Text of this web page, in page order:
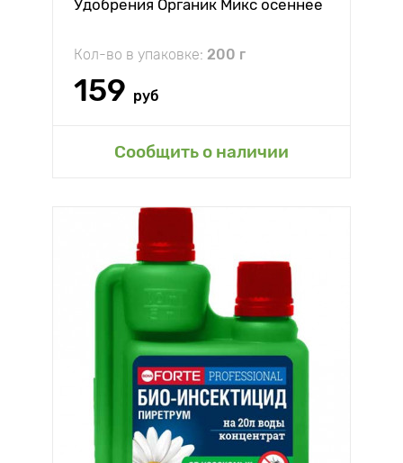
Удобрения Органик Микс осеннее
Кол-во в упаковке: 200 г
159 руб
Сообщить о наличии